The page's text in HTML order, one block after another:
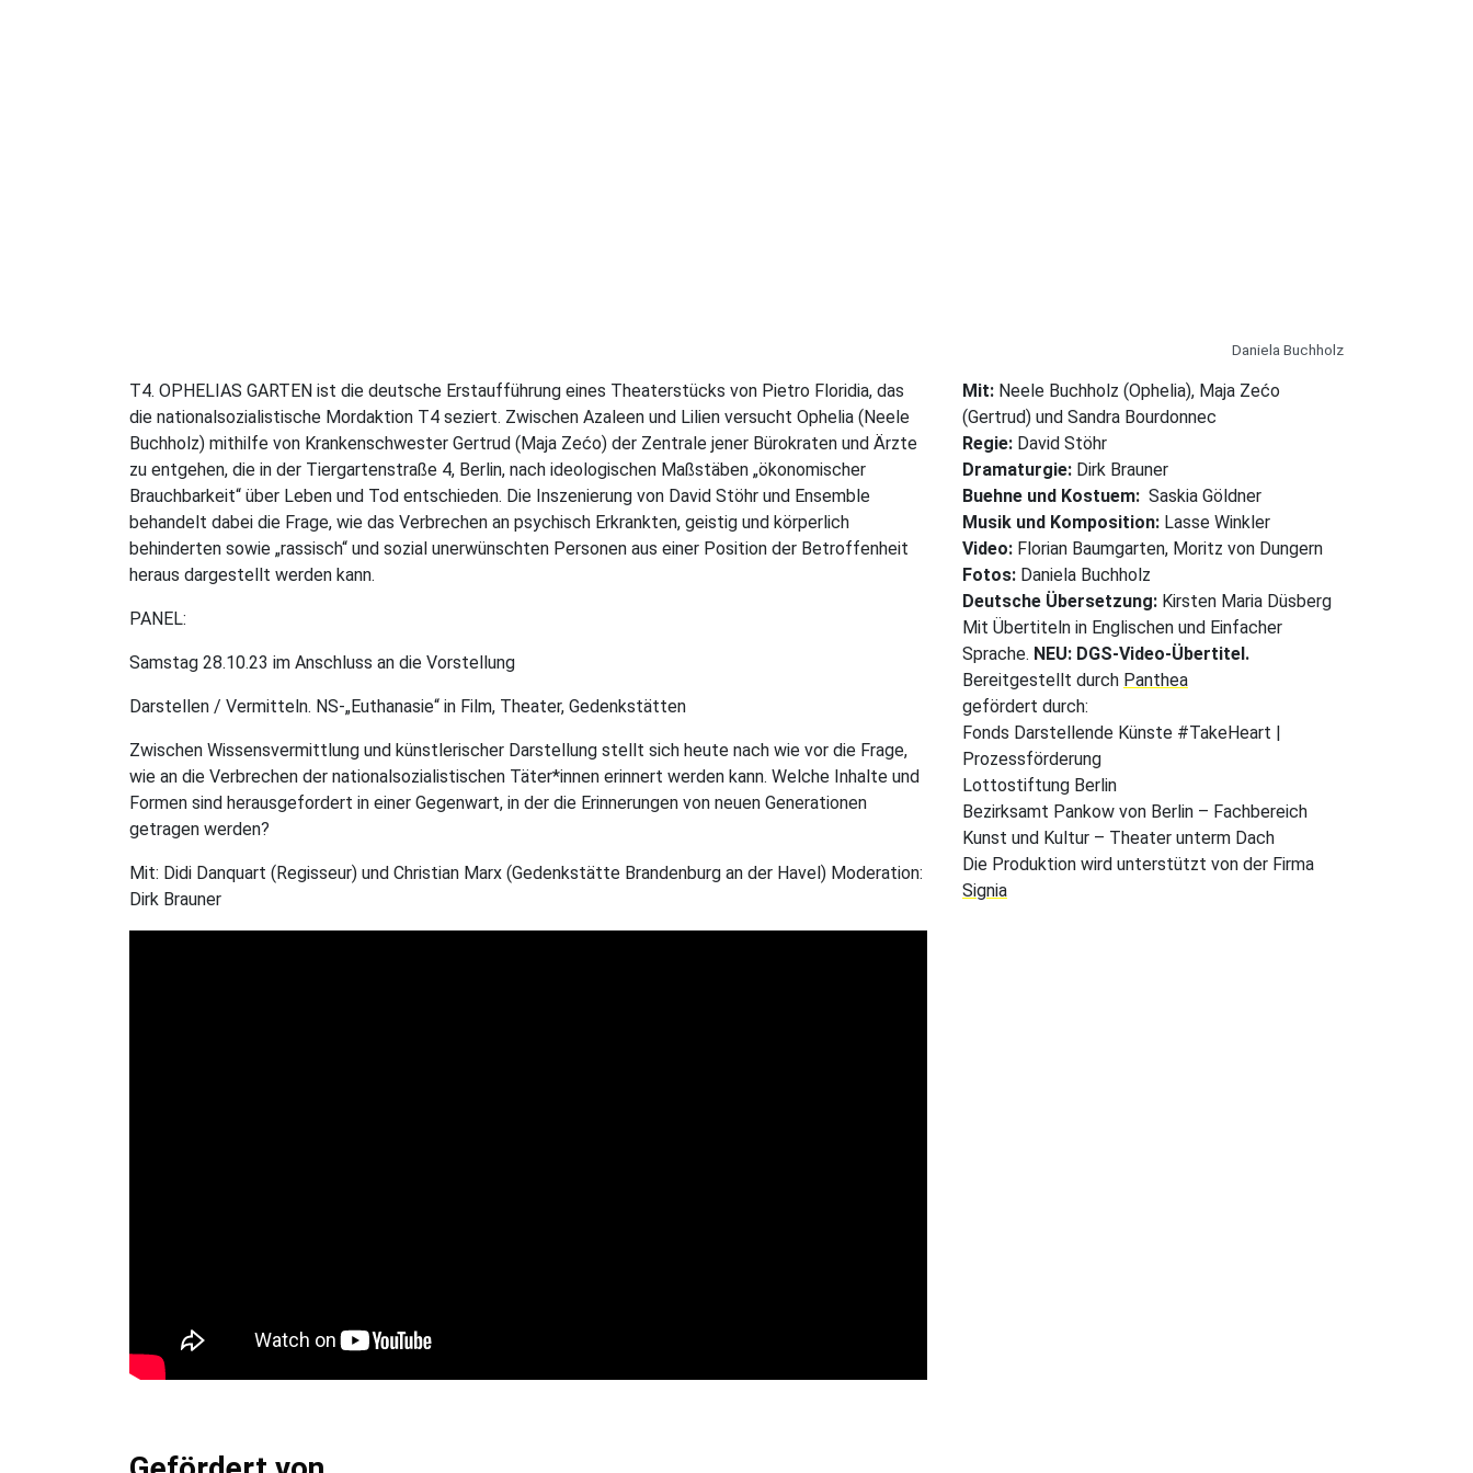
Daniela Buchholz
T4. OPHELIAS GARTEN ist die deutsche Erstaufführung eines Theaterstücks von Pietro Floridia, das
die nationalsozialistische Mordaktion T4 seziert. Zwischen Azaleen und Lilien versucht Ophelia (Neele
Buchholz) mithilfe von Krankenschwester Gertrud (Maja Zećo) der Zentrale jener Bürokraten und Ärzte
zu entgehen, die in der Tiergartenstraße 4, Berlin, nach ideologischen Maßstäben „ökonomischer
Brauchbarkeit“ über Leben und Tod entschieden. Die Inszenierung von David Stöhr und Ensemble
behandelt dabei die Frage, wie das Verbrechen an psychisch Erkrankten, geistig und körperlich
behinderten sowie „rassisch“ und sozial unerwünschten Personen aus einer Position der Betroffenheit
heraus dargestellt werden kann.
PANEL:
Samstag 28.10.23 im Anschluss an die Vorstellung
Darstellen / Vermitteln. NS-„Euthanasie“ in Film, Theater, Gedenkstätten
Zwischen Wissensvermittlung und künstlerischer Darstellung stellt sich heute nach wie vor die Frage,
wie an die Verbrechen der nationalsozialistischen Täter*innen erinnert werden kann. Welche Inhalte und
Formen sind herausgefordert in einer Gegenwart, in der die Erinnerungen von neuen Generationen
getragen werden?
Mit: Didi Danquart (Regisseur) und Christian Marx (Gedenkstätte Brandenburg an der Havel) Moderation:
Dirk Brauner
Mit: Neele Buchholz (Ophelia), Maja Zećo
(Gertrud) und Sandra Bourdonnec
Regie: David Stöhr
Dramaturgie: Dirk Brauner
Buehne und Kostuem: Saskia Göldner
Musik und Komposition: Lasse Winkler
Video: Florian Baumgarten, Moritz von Dungern
Fotos: Daniela Buchholz
Deutsche Übersetzung: Kirsten Maria Düsberg
Mit Übertiteln in Englischen und Einfacher
Sprache. NEU: DGS-Video-Übertitel.
Bereitgestellt durch Panthea
gefördert durch:
Fonds Darstellende Künste #TakeHeart |
Prozessförderung
Lottostiftung Berlin
Bezirksamt Pankow von Berlin – Fachbereich
Kunst und Kultur – Theater unterm Dach
Die Produktion wird unterstützt von der Firma
Signia